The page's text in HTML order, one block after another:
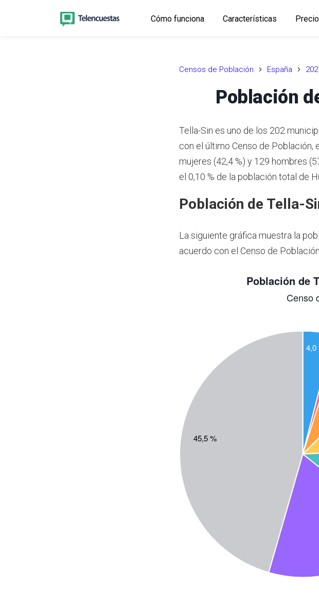
Cómo funciona Características
Censos de Población España
Población
Tella-Sin es uno de los 202
con el último Censo de Población,
mujeres (42,4 %) y 129 hombres
el 0,10 % de la población total de
Población de Tella-
La siguiente gráfica muestra la
acuerdo con el Censo de